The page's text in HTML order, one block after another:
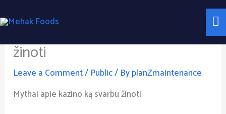
to
žinoti
Leave a Comment/ Public/ ByplanZmaintenance
Mythai apie kazino ką svarbu žinoti